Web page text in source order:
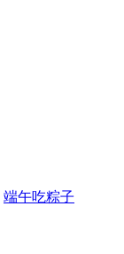
端午吃粽子